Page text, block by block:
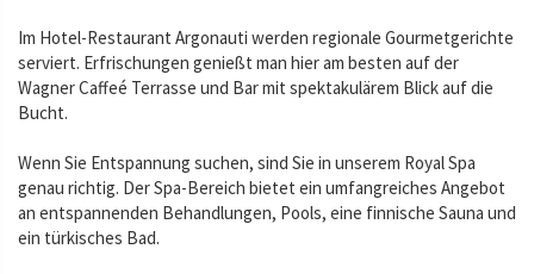
Im Hotel-Restaurant Argonauti werden regionale Gourmetgerichte
serviert. Erfrischungen genießt man hier am besten auf der
Wagner Caffeé Terrasse und Bar mit spektakulärem Blick auf die
Bucht.
Wenn Sie Entspannung suchen, sind Sie in unserem Royal Spa
genau richtig. Der Spa-Bereich bietet ein umfangreiches Angebot
an entspannenden Behandlungen, Pools, eine finnische Sauna und
ein türkisches Bad.